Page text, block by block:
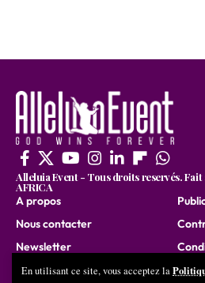
En utilisant ce site, vous acceptez la
Alleluia Event - Tous droits reservés. Fait
AFRICA
A propos
Nous contacter
Newsletter
Nous rejoindre